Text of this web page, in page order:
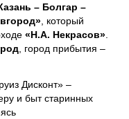
– Болгар –
, который
«Н.А. Некрасов»
, город прибытия –
Дисконт» –
и быт старинных